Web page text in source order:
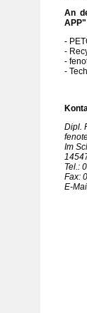
An
APP"
-
-
-
-
Dipl.
Im
Tel.:
Fax:
E-